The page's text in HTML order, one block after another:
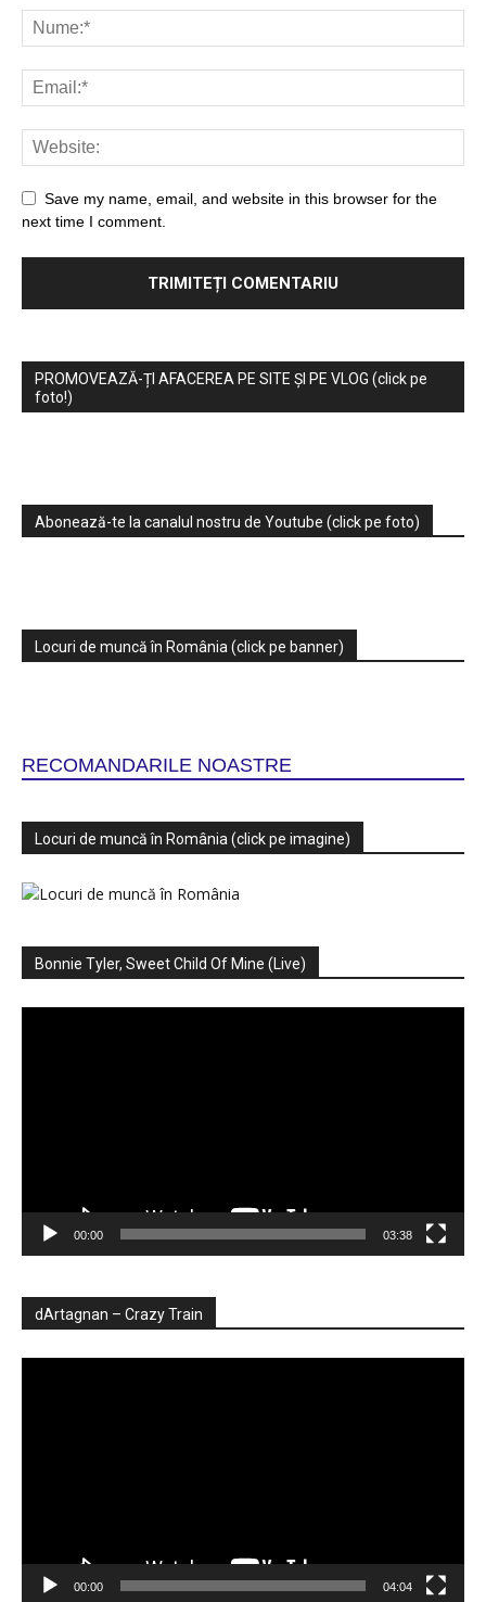
Save my name, email, and website in this browser for the
next time I comment.
PROMOVEAZĂ-ȚI AFACEREA PE SITE ȘI PE VLOG (click pe
foto!)
Abonează-te la canalul nostru de Youtube (click pe foto)
Locuri de muncă în România (click pe banner)
RECOMANDARILE NOASTRE
Locuri de muncă în România (click pe imagine)
Bonnie Tyler, Sweet Child Of Mine (Live)
00:00 03:38
dArtagnan – Crazy Train
00:00 04:04